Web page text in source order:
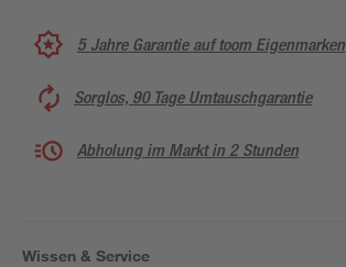
5 Jahre Garantie auf toom Eigenmarken
Sorglos, 90 Tage Umtauschgarantie
Abholung im Markt in 2 Stunden
Wissen & Service